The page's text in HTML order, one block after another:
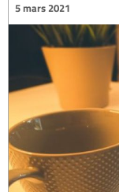
5 mars 2021